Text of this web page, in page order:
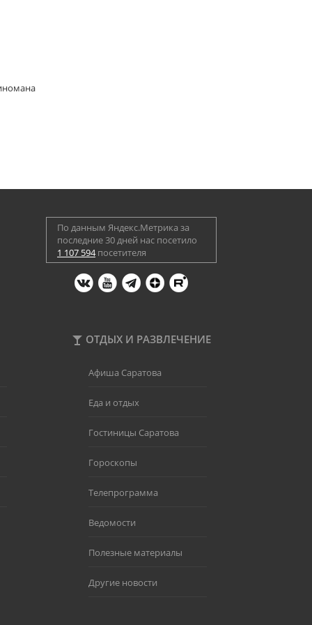
По данным Яндекс.Метрика за
последние 30 дней нас посетило
1 107 594посетителя
ОТДЫХ И РАЗВЛЕЧЕНИЕ
Афиша Саратова
Еда и отдых
Гостиницы Саратова
Гороскопы
Телепрограмма
Ведомости
Полезные материалы
Другие новости